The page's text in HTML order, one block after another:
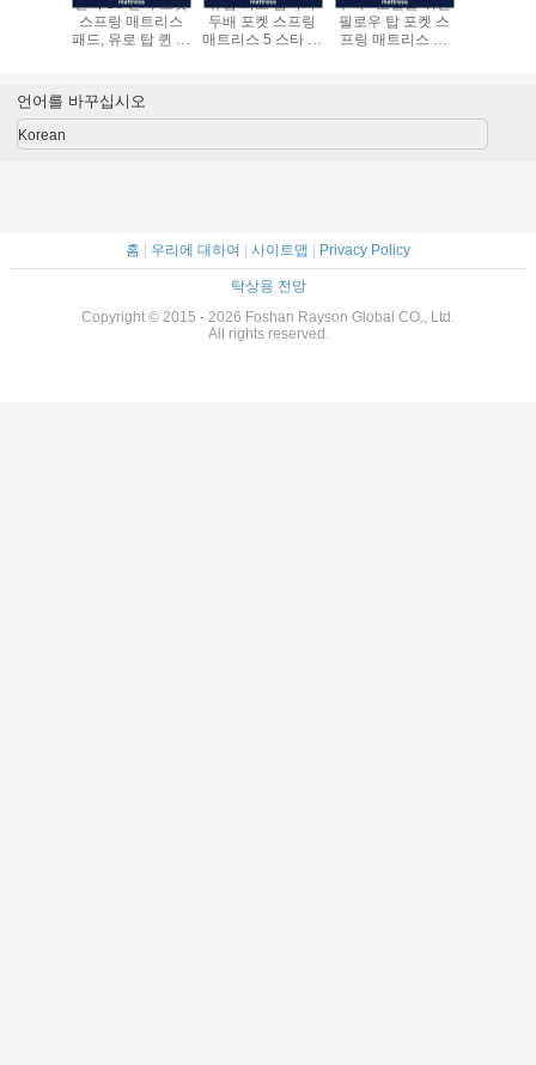
슬리프웰 냉각 호
흡 젤 주머니 스프
링 하이브리드 매
프링 침대
편안한 주입된 겔
메모리 폼 매트리
스 14 인치 필로우
인너스프링 포켓
스프링 매트리스
진공포장된 크기
언어를 바꾸십시오
Korean
홈 | 우리에 대하여 | 사이트맵 | Privacy Policy
탁상용 전망
Copyright © 2015 - 2026 Foshan Rayson Global CO., Ltd.
All rights reserved.